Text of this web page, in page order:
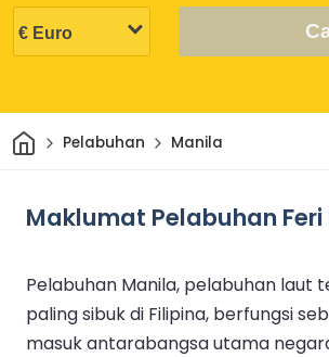
Rumah
Pelabuhan Manila
Maklumat Pelabuhan
Pelabuhan Manila, pelabuhan laut
paling sibuk di Filipina, berfungsi
masuk antarabangsa utama